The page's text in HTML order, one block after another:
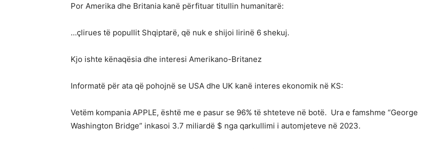
Por Amerika dhe Britania kanë përfituar titullin humanitarë:
…çlirues të popullit Shqiptarë, që nuk e shijoi lirinë 6 shekuj.
Kjo ishte kënaqësia dhe interesi Amerikano-Britanez
Informatë për ata që pohojnë se USA dhe UK kanë interes ekonomik në KS:
Vetëm kompania APPLE, është me e pasur se 96% të shteteve në botë. Ura e famshme “George
Washington Bridge” inkasoi 3.7 miliardë $ nga qarkullimi i automjeteve në 2023.